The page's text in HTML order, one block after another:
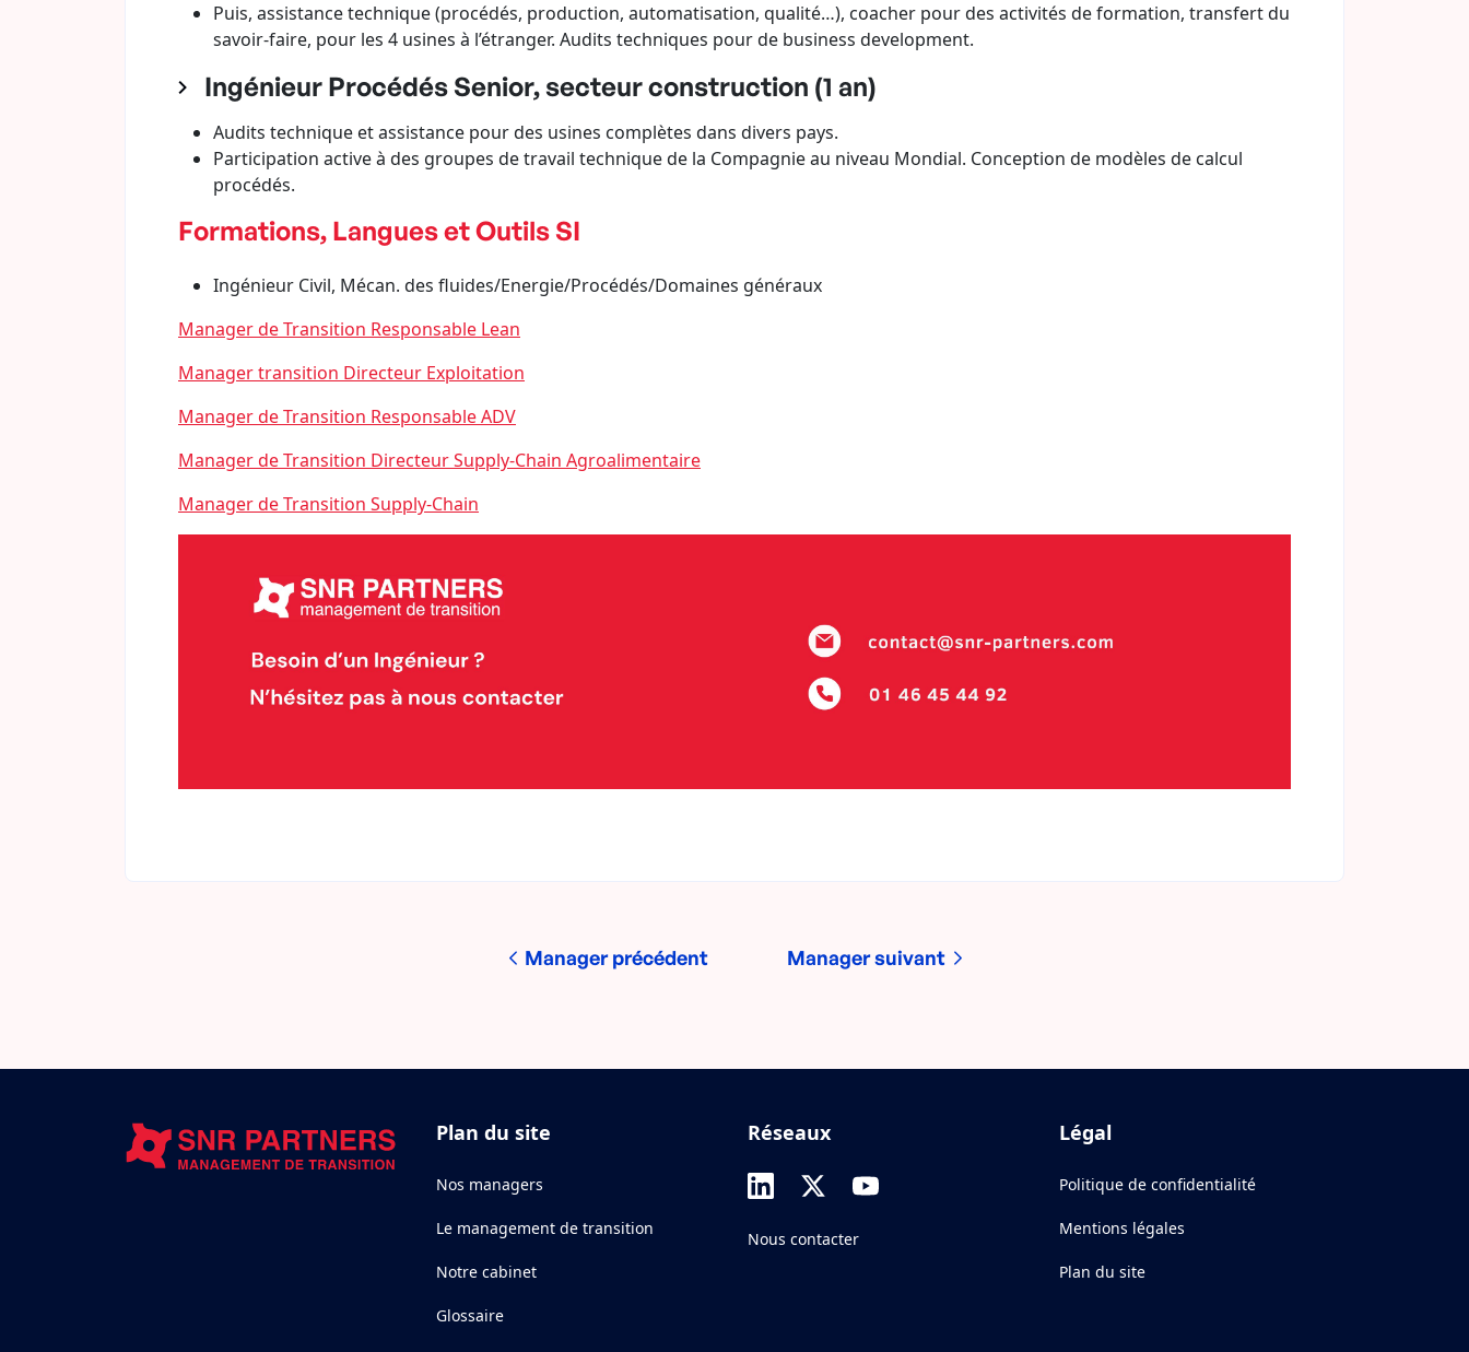
Puis, assistance technique (procédés, production, automatisation, qualité…), coacher pour des activités de formation, transfert du
savoir-faire, pour les 4 usines à l’étranger. Audits techniques pour de business development.
Ingénieur Procédés Senior, secteur construction (1 an)
Audits technique et assistance pour des usines complètes dans divers pays.
Participation active à des groupes de travail technique de la Compagnie au niveau Mondial. Conception de modèles de calcul
procédés.
Formations, Langues et Outils SI
Ingénieur Civil, Mécan. des fluides/Energie/Procédés/Domaines généraux
Manager de Transition Responsable Lean
Manager transition Directeur Exploitation
Manager de Transition Responsable ADV
Manager de Transition Directeur Supply-Chain Agroalimentaire
Manager de Transition Supply-Chain
Manager précédent Manager suivant
Plan du site
Nos managers
Le management de transition
Notre cabinet
Glossaire
Réseaux
Nous contacter
Légal
Politique de confidentialité
Mentions légales
Plan du site